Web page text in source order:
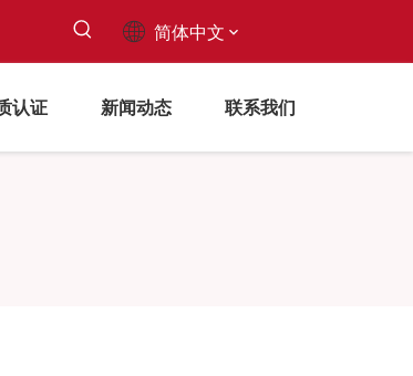
简体中文
认证 新闻动态 联系我们